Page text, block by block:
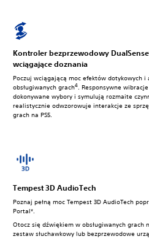
Kontroler bezprzewodowy
wciągające doznania
Poczuj wciągającą moc efektów dotykowych i
obsługiwanych grach4. Responsywne
dokonywane wybory i symulują rozmaite
realistycznie odwzorowuje interakcje ze
grach na PS5.
Tempest 3D AudioTech
Poznaj pełną moc Tempest 3D AudioTech
Portal*.
Otocz się dźwiękiem w obsługiwanych grach
zestaw słuchawkowy lub bezprzewodowe